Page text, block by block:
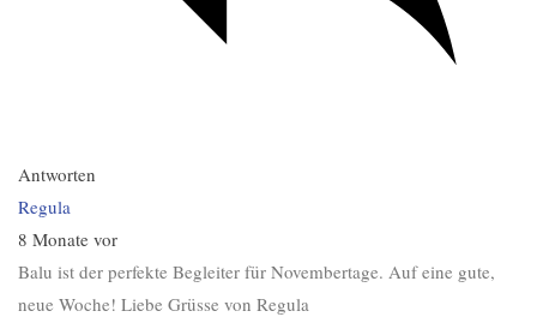
Antworten
Regula
8 Monate vor
Balu ist der perfekte Begleiter für Novembertage. Auf eine gute,
neue Woche! Liebe Grüsse von Regula